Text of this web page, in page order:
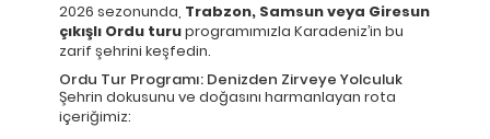
2026 sezonunda, Trabzon, Samsun veya Giresun
çıkışlı Ordu turuprogramımızla Karadeniz’in bu
zarif şehrini keşfedin.
Ordu Tur Programı: Denizden Zirveye Yolculuk
Şehrin dokusunu ve doğasını harmanlayan rota
içeriğimiz: